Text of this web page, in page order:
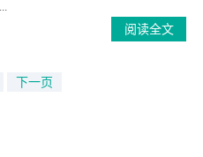
阅读全文
下一页